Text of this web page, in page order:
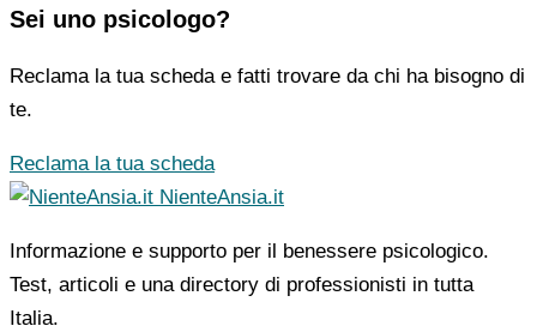
Sei uno psicologo?
Reclama la tua scheda e fatti trovare da chi ha bisogno di
te.
Reclama la tua scheda
NienteAnsia.it
Informazione e supporto per il benessere psicologico.
Test, articoli e una directory di professionisti in tutta
Italia.